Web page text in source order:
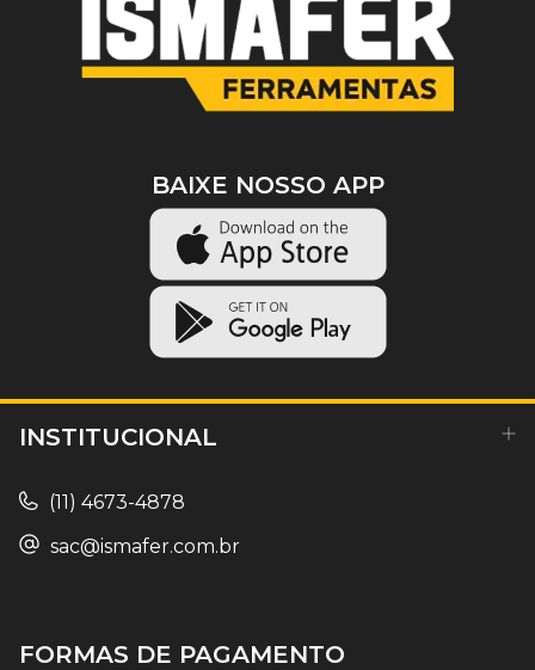
INSTITUCIONAL
(11) 4673-4878
sac@ismafer.com.br
BAIXE NOSSO APP
FORMAS DE PAGAMENTO